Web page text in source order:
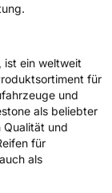
ist ein weltweit
für
und
als beliebter
Qualität und
für
als